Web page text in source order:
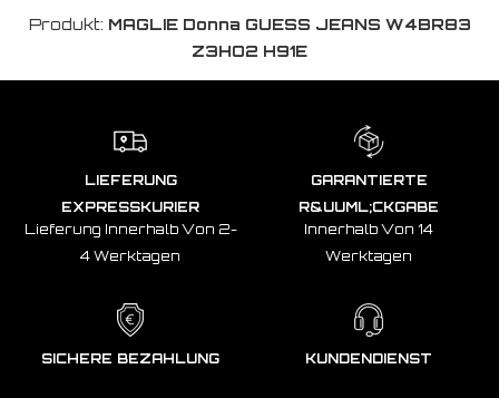
Produkt: MAGLIE Donna GUESS JEANS W4BR83
Z3HO2 H91E
LIEFERUNG
EXPRESSKURIER
Lieferung Innerhalb Von 2-
4 Werktagen
GARANTIERTE
R&UUML;CKGABE
Innerhalb Von 14
Werktagen
SICHERE BEZAHLUNG KUNDENDIENST